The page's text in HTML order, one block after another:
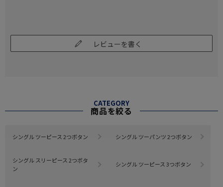
レビューを書く
CATEGORY
商品を絞る
シングル ツーピース 2つボタン シングル ツーパンツ 2つボタン
シングル スリーピース 2つボタ
ン
シングル ツーピース 3つボタン